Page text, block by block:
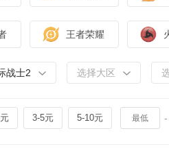
王者荣耀
战士2 选择大区
3-5元 5-10元 -